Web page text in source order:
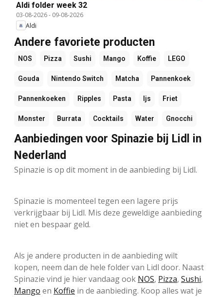
Aldi folder week 32
03-08-2026- 09-08-2026
Aldi
Andere favoriete producten
NOS Pizza Sushi Mango Koffie LEGO
Gouda Nintendo Switch Matcha Pannenkoek
Pannenkoeken Ripples Pasta Ijs Friet
Monster Burrata Cocktails Water Gnocchi
Aanbiedingen voor Spinazie bij Lidl in
Nederland
Spinazie is op dit moment in de aanbieding bij Lidl.
Spinazie is momenteel tegen een lagere prijs
verkrijgbaar bij Lidl. Mis deze geweldige aanbieding
niet en bespaar geld.
Als je andere producten in de aanbieding wilt
kopen, neem dan de hele folder van Lidl door. Naast
Spinazie vind je hier vandaag ook NOS, Pizza, Sushi,
Mango en Koffie in de aanbieding. Koop alles wat je